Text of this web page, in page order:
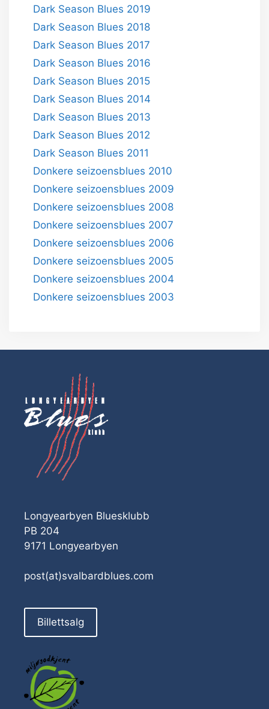
Dark Season Blues 2019
Dark Season Blues 2018
Dark Season Blues 2017
Dark Season Blues 2016
Dark Season Blues 2015
Dark Season Blues 2014
Dark Season Blues 2013
Dark Season Blues 2012
Dark Season Blues 2011
Donkere seizoensblues 2010
Donkere seizoensblues 2009
Donkere seizoensblues 2008
Donkere seizoensblues 2007
Donkere seizoensblues 2006
Donkere seizoensblues 2005
Donkere seizoensblues 2004
Donkere seizoensblues 2003
Longyearbyen Bluesklubb
PB 204
9171 Longyearbyen
post(at)svalbardblues.com
Billettsalg